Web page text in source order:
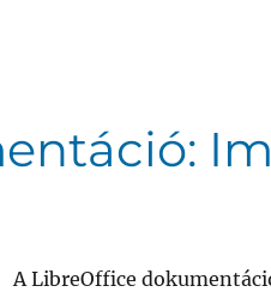
A LibreOffice